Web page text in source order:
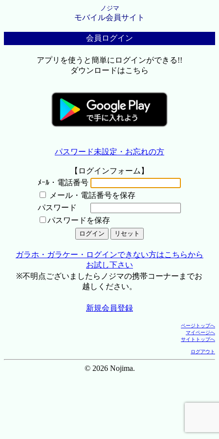
ノジマ
モバイル会員サイト
会員ログイン
アプリを使うと簡単にログインができる!!
ダウンロードはこちら
パスワード未設定・お忘れの方
【ログインフォーム】
ﾒｰﾙ・電話番号
メール・電話番号を保存
パスワード
パスワードを保存
ガラホ・ガラケー・ログインできない方はこちらから
お試し下さい
※不明点ございましたらノジマの携帯コーナーまでお
越しください。
新規会員登録
ページトップへ
マイページへ
サイトトップへ
ログアウト
© 2026 Nojima.